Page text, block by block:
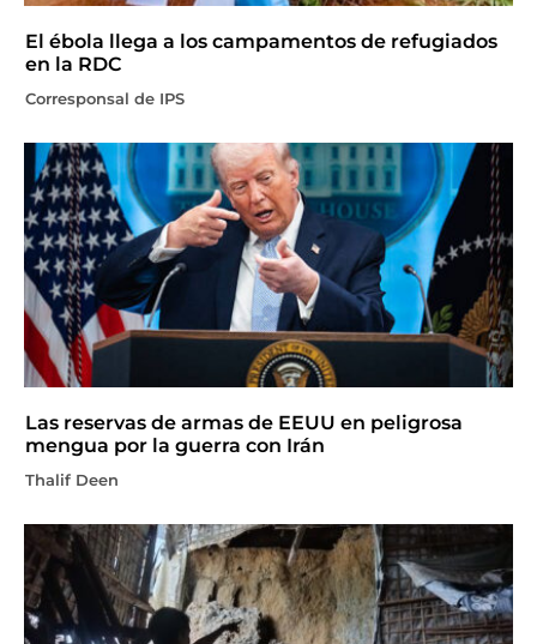
El ébola llega a los campamentos de refugiados
en la RDC
Corresponsal de IPS
Las reservas de armas de EEUU en peligrosa
mengua por la guerra con Irán
Thalif Deen